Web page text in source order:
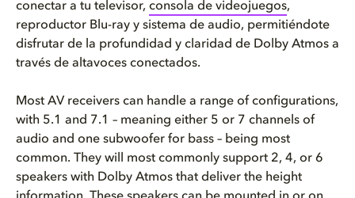
conectar a tu televisor, consola de videojuegos,
reproductor Blu-ray y sistema de audio, permitiéndote
disfrutar de la profundidad y claridad de Dolby Atmos a
través de altavoces conectados.
Most AV receivers can handle a range of configurations,
with 5.1 and 7.1 – meaning either 5 or 7 channels of
audio and one subwoofer for bass – being most
common. They will most commonly support 2, 4, or 6
speakers with Dolby Atmos that deliver the height